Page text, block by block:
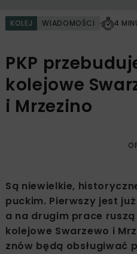
KOLEJ WIADOMOŚCI 4
PKP
kolejowe
i Mrzezino
Są niewielkie,
puckim. Pierwszy jest
a na drugim prace
kolejowe Swarzewo i
znów będą obsługiwać